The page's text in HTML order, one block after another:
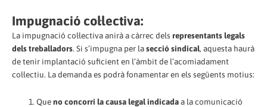
Impugnació col·lectiva:
La impugnació col·lectiva anirà a càrrec dels representants legals
dels treballadors. Si s’impugna per lasecció sindical, aquesta haurà
de tenir implantació suficient en l’àmbit de l’acomiadament
col·lectiu. La demanda es podrà fonamentar en els següents motius:
Queno concorri la causa legal indicadaa la comunicació